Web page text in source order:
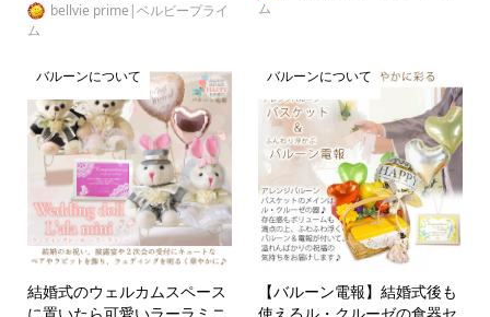
bellvie prime|ベルビープライ
ム
ム
バルーンについて
結婚式のウェルカムスペース
バルーンについて
【バルーン電報】結婚式後も